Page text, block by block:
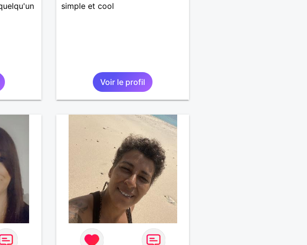
simple et cool
Voir le profil